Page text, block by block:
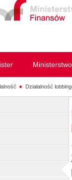
Działalność